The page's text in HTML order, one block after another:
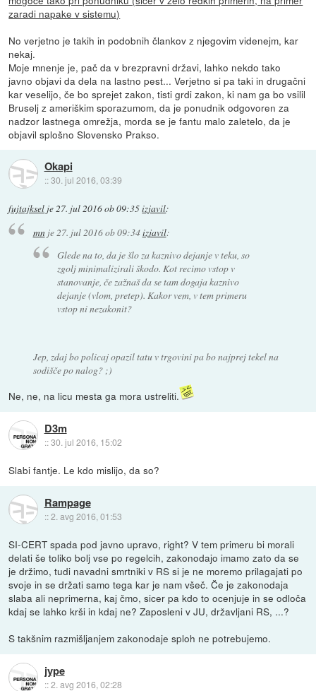
zaradi napake v sistemu)
No verjetno je takih in podobnih člankov z njegovim videnejm, kar
nekaj.
Moje mnenje je, pač da v brezpravni državi, lahko nekdo tako
javno objavi da dela na lastno pest... Verjetno si pa taki in drugačni
kar veselijo, če bo sprejet zakon, tisti grdi zakon, ki nam ga bo vsilil
Bruselj z ameriškim sporazumom, da je ponudnik odgovoren za
nadzor lastnega omrežja, morda se je fantu malo zaletelo, da je
objavil splošno Slovensko Prakso.
Okapi
::30. jul 2016, 03:39
fujtajksel je27. jul 2016 ob 09:35izjavil:
mnje 27. jul 2016 ob 09:34izjavil:
Glede na to, da je šlo za kaznivo dejanje v teku, so
zgolj minimalizirali škodo. Kot recimo vstop v
stanovanje, če zažnaš da se tam dogaja kaznivo
dejanje (vlom, pretep). Kakor vem, v tem primeru
vstop ni nezakonit?
Jep, zdaj bo policaj opazil tatu v trgovini pa bo najprej tekel na
sodišče po nalog? ;)
Ne, ne, na licu mesta ga mora ustreliti.
D3m
::30. jul 2016, 15:02
Slabi fantje. Le kdo mislijo, da so?
Rampage
::2. avg 2016, 01:53
SI-CERT spada pod javno upravo, right? V tem primeru bi morali
delati še toliko bolj vse po regelcih, zakonodajo imamo zato da se
je držimo, tudi navadni smrtniki v RS si je ne moremo prilagajati po
svoje in se držati samo tega kar je nam všeč. Če je zakonodaja
slaba ali neprimerna, kaj čmo, sicer pa kdo to ocenjuje in se odloča
kdaj se lahko krši in kdaj ne? Zaposleni v JU, državljani RS, ...?
S takšnim razmišljanjem zakonodaje sploh ne potrebujemo.
jype
::2. avg 2016, 02:28